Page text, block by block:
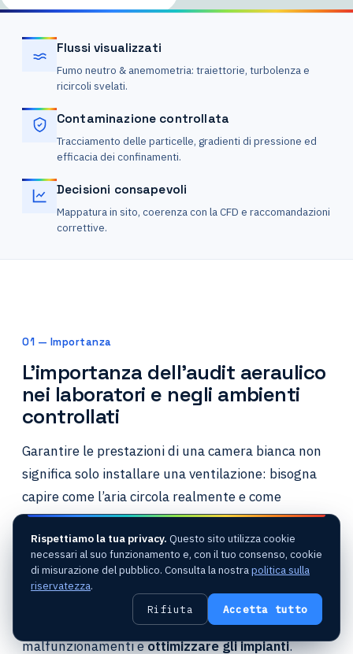
Flussi visualizzati
Fumo neutro & anemometria: traiettorie, turbolenza e
ricircoli svelati.
Contaminazione controllata
Tracciamento delle particelle, gradienti di pressione ed
efficacia dei confinamenti.
Decisioni consapevoli
Mappatura in sito, coerenza con la CFD e raccomandazioni
correttive.
01 — Importanza
L’importanza dell’audit aeraulico
nei laboratori e negli ambienti
controllati
Garantire le prestazioni di una camera bianca non
significa solo installare una ventilazione: bisogna
capire come l’aria circola realmente e come
influisce sulla pulizia particellare e sulla sicurezza
dei processi.
Unaudit aeraulicoin sito misura iflussi d’aria, le
qualità dell’aria, al fine di
individuare i rischi dicontaminazione, anticipare i
malfunzionamenti eottimizzare gli impianti.
Rispettiamo la tua privacy. Questo sito utilizza cookie
necessari al suo funzionamento e, con il tuo consenso, cookie
di misurazione del pubblico. Consulta la nostrapolitica sulla
riservatezza.
Rifiuta Accetta tutto